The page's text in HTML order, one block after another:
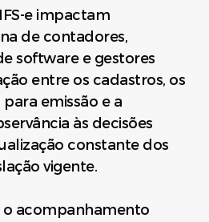
e impactam
de contadores,
software e gestores
entre os cadastros, os
emissão e a
às decisões
constante dos
vigente.
o acompanhamento